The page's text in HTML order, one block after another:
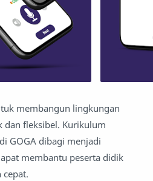
membangun lingkungan
dan fleksibel. Kurikulum
GOGA dibagi menjadi
membantu peserta didik